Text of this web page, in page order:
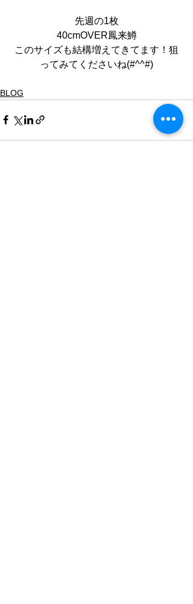
先週の1枚
40cmOVER鳳来鱒
このサイズも結構増えてきてます！狙
ってみてくださいね(#^^#)
BLOG